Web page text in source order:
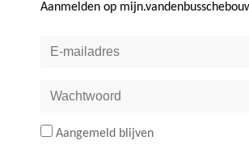
Aanmelden op
Aangemeld blijven